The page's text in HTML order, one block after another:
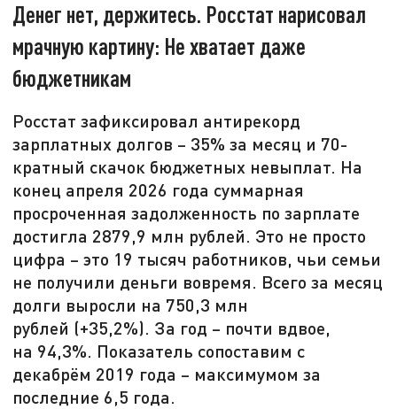
Денег нет, держитесь. Росстат нарисовал
мрачную картину: Не хватает даже
бюджетникам
Росстат зафиксировал антирекорд
зарплатных долгов – 35% за месяц и 70-
кратный скачок бюджетных невыплат. На
конец апреля 2026 года суммарная
просроченная задолженность по зарплате
достигла 2879,9 млн рублей. Это не просто
цифра – это 19 тысяч работников, чьи семьи
не получили деньги вовремя. Всего за месяц
долги выросли на 750,3 млн
рублей (+35,2%). За год – почти вдвое,
на 94,3%. Показатель сопоставим с
декабрём 2019 года – максимумом за
последние 6,5 года.